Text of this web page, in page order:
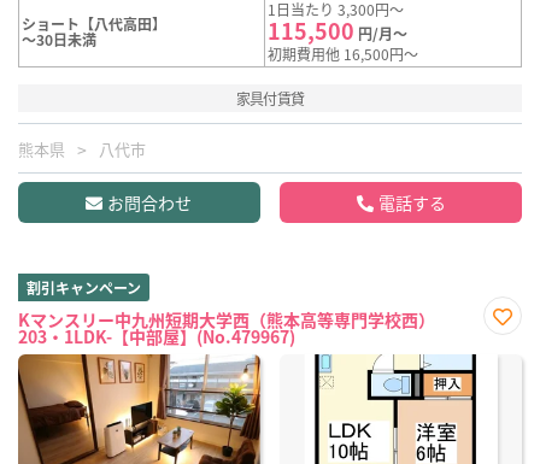
ショート【八代高田】
～30日未満
1日当たり 3,300円～
115,500 円/月～
初期費用他 16,500円～
家具付賃貸
熊本県 八代市
お問合わせ 電話する
割引キャンペーン
Kマンスリー中九州短期大学西（熊本高等専門学校西）
203・1LDK-【中部屋】(No.479967)
に入